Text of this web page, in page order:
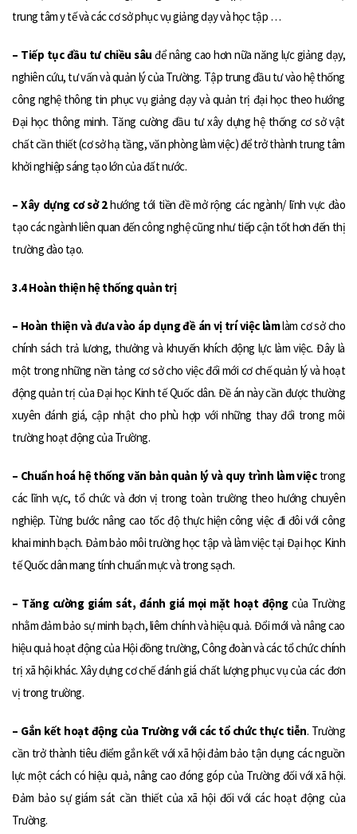
trung tâm y tế và các cơ sở phục vụ giảng dạy và học tập …
– Tiếp tục đầu tư chiều sâu để nâng cao hơn nữa năng lực giảng dạy,
nghiên cứu, tư vấn và quản lý của Trường. Tập trung đầu tư vào hệ thống
công nghệ thông tin phục vụ giảng dạy và quản trị đại học theo hướng
Đại học thông minh. Tăng cường đầu tư xây dựng hệ thống cơ sở vật
chất cần thiết (cơ sở hạ tầng, văn phòng làm việc) để trở thành trung tâm
khởi nghiệp sáng tạo lớn của đất nước.
– Xây dựng cơ sở 2hướng tới tiền đề mở rộng các ngành/ lĩnh vực đào
tạo các ngành liên quan đến công nghệ cũng như tiếp cận tốt hơn đến thị
trường đào tạo.
3.4 Hoàn thiện hệ thống quản trị
– Hoàn thiện và đưa vào áp dụng đề án vị trí việc làmlàm cơ sở cho
chính sách trả lương, thưởng và khuyến khích động lực làm việc. Đây là
một trong những nền tảng cơ sở cho việc đổi mới cơ chế quản lý và hoạt
động quản trị của Đại học Kinh tế Quốc dân. Đề án này cần được thường
xuyên đánh giá, cập nhật cho phù hợp với những thay đổi trong môi
trường hoạt động của Trường.
– Chuẩn hoá hệ thống văn bản quản lý và quy trình làm việc trong
các lĩnh vực, tổ chức và đơn vị trong toàn trường theo hướng chuyên
nghiệp. Từng bước nâng cao tốc độ thực hiện công việc đi đôi với công
khai minh bạch. Đảm bảo môi trường học tập và làm việc tại Đại học Kinh
tế Quốc dân mang tính chuẩn mực và trong sạch.
– Tăng cường giám sát, đánh giá mọi mặt hoạt độngcủa Trường
nhằm đảm bảo sự minh bạch, liêm chính và hiệu quả. Đổi mới và nâng cao
hiệu quả hoạt động của Hội đồng trường, Công đoàn và các tổ chức chính
trị xã hội khác. Xây dựng cơ chế đánh giá chất lượng phục vụ của các đơn
vị trong trường.
– Gắn kết hoạt động của Trường với các tổ chức thực tiễn. Trường
cần trở thành tiêu điểm gắn kết với xã hội đảm bảo tận dụng các nguồn
lực một cách có hiệu quả, nâng cao đóng góp của Trường đối với xã hội.
Đảm bảo sự giám sát cần thiết của xã hội đối với các hoạt động của
Trường.